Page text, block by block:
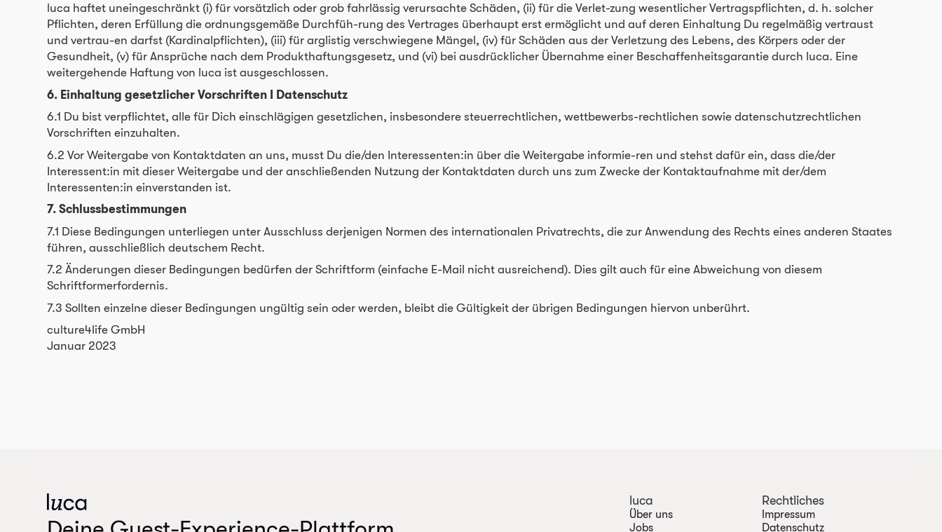
luca haftet uneingeschränkt (i) für vorsätzlich oder grob fahrlässig verursachte Schäden, (ii) für die Verlet-zung wesentlicher Vertragspflichten, d. h. solcher
Pflichten, deren Erfüllung die ordnungsgemäße Durchfüh-rung des Vertrages überhaupt erst ermöglicht und auf deren Einhaltung Du regelmäßig vertraust
und vertrau-en darfst (Kardinalpflichten), (iii) für arglistig verschwiegene Mängel, (iv) für Schäden aus der Verletzung des Lebens, des Körpers oder der
Gesundheit, (v) für Ansprüche nach dem Produkthaftungsgesetz, und (vi) bei ausdrücklicher Übernahme einer Beschaffenheitsgarantie durch luca. Eine
weitergehende Haftung von luca ist ausgeschlossen.
6. Einhaltung gesetzlicher Vorschriften I Datenschutz
6.1 Du bist verpflichtet, alle für Dich einschlägigen gesetzlichen, insbesondere steuerrechtlichen, wettbewerbs-rechtlichen sowie datenschutzrechtlichen
Vorschriften einzuhalten.
6.2 Vor Weitergabe von Kontaktdaten an uns, musst Du die/den Interessenten:in über die Weitergabe informie-ren und stehst dafür ein, dass die/der
Interessent:in mit dieser Weitergabe und der anschließenden Nutzung der Kontaktdaten durch uns zum Zwecke der Kontaktaufnahme mit der/dem
Interessenten:in einverstanden ist.
7. Schlussbestimmungen
7.1 Diese Bedingungen unterliegen unter Ausschluss derjenigen Normen des internationalen Privatrechts, die zur Anwendung des Rechts eines anderen Staates
führen, ausschließlich deutschem Recht.
7.2 Änderungen dieser Bedingungen bedürfen der Schriftform (einfache E-Mail nicht ausreichend). Dies gilt auch für eine Abweichung von diesem
Schriftformerfordernis.
7.3 Sollten einzelne dieser Bedingungen ungültig sein oder werden, bleibt die Gültigkeit der übrigen Bedingungen hiervon unberührt.
culture4life GmbH
Januar 2023
luca
Über uns
Jobs
Rechtliches
Impressum
Datenschutz